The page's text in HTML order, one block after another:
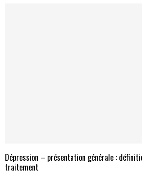
Dépression – présentation générale :
traitement